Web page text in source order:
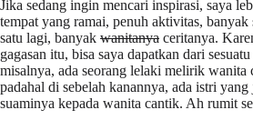
Jika sedang ingin mencari inspirasi, saya
tempat yang ramai, penuh aktivitas, banyak
satu lagi, banyak wanitanya ceritanya.
gagasan itu, bisa saya dapatkan dari
misalnya, ada seorang lelaki melirik wanita
padahal di sebelah kanannya, ada istri
suaminya kepada wanita cantik. Ah rumit